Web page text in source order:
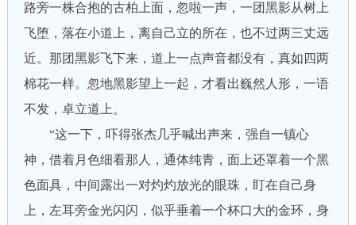
路旁一株合抱的古柏上面，忽啦一声，一团黑影从树上
飞堕，落在小道上，离自己立的所在，也不过两三丈远
近。那团黑影飞下来，道上一点声音都没有，真如四两
棉花一样。忽地黑影望上一起，才看出巍然人形，一语
不发，卓立道上。
“这一下，吓得张杰几乎喊出声来，强自一镇心
神，借着月色细看那人，通体纯青，面上还罩着一个黑
色面具，中间露出一对灼灼放光的眼珠，盯在自己身
上，左耳旁金光闪闪，似乎垂着一个杯口大的金环，身